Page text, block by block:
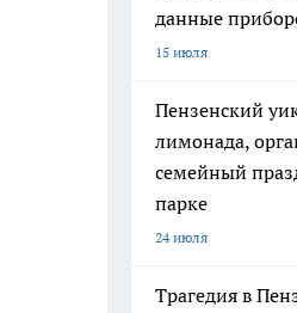
данные
15 июля
Пензенский
лимонада,
семейный
парке
24 июля
Трагедия в